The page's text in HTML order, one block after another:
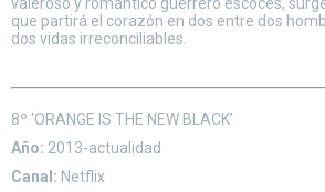
que partirá el corazón en dos entre dos
dos vidas irreconciliables.
8º ‘ORANGE IS THE NEW BLACK’
Año: 2013-actualidad
Canal: Netflix